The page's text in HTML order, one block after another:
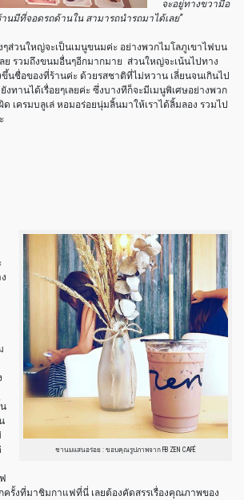
จะอยู่ทางขวามือ
นมีที่จอดรถด้านใน สามารถนำรถมาได้เลย”
ๆส่วนใหญ่จะเป็นเมนูขนมค่ะ อย่างพวกไมโลภูเขาไฟบน
ย รวมถึงขนมอื่นๆอีกมากมาย ส่วนใหญ่จะเน้นไปทาง
ขึ้นชื่อของที่ร้านค่ะ ด้วยรสชาติที่ไม่หวาน เลี่ยนจนเกินไป
ทานได้เรื่อยๆเลยค่ะ ซึ่งบางทีก็จะมีเมนูพิเศษอย่างพวก
ด เครมบลูเล่ หอมอร่อยนุ่มลิ้นมาให้เราได้ลิ้มลอง รวมไป
ชานมแสนอร่อย : ขอบคุณรูปภาพจาก FB ZEN CAFÉ
ครั้งที่มาชิมกาแฟที่นี่ เลยต้องคัดสรรเรื่องคุณภาพของ